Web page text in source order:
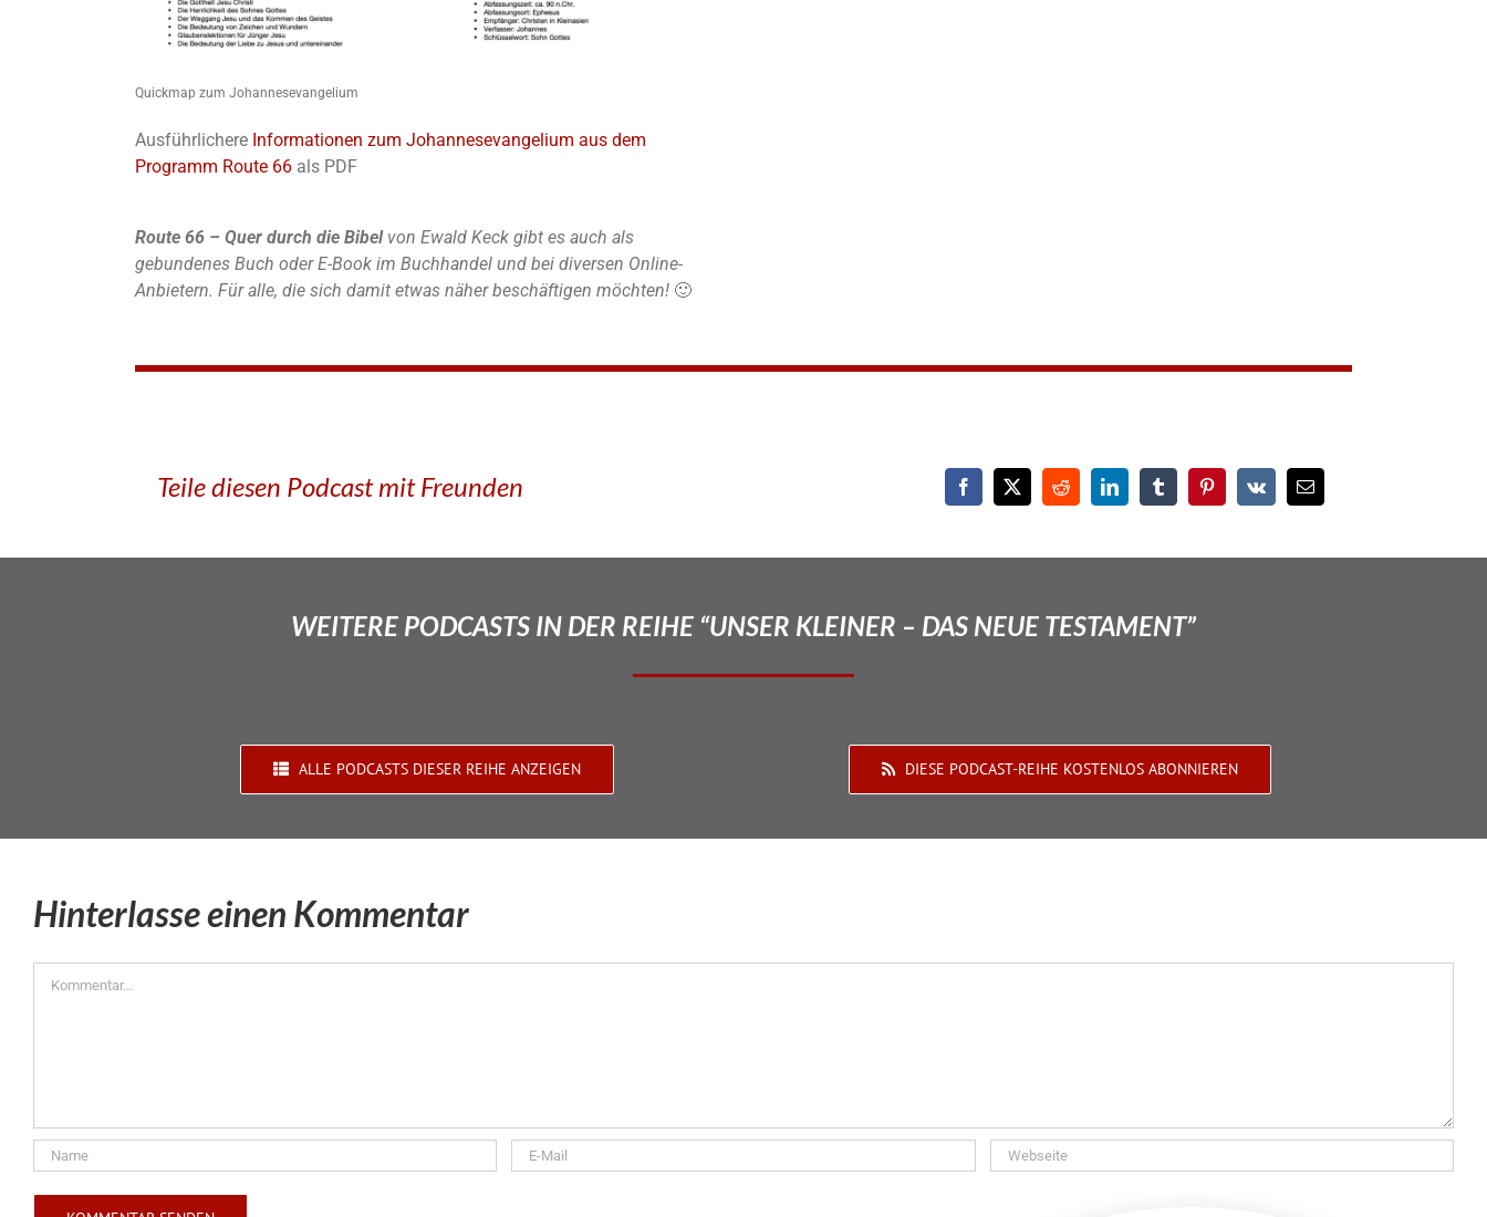
Quickmap zum Johannesevangelium
Ausführlichere Informationen zum Johannesevangelium aus dem
Programm Route 66 als PDF
Route 66 – Quer durch die Bibel von Ewald Keck gibt es auch als
gebundenes Buch oder E-Book im Buchhandel und bei diversen Online-
Anbietern. Für alle, die sich damit etwas näher beschäftigen möchten! 🙂
Teile diesen Podcast mit Freunden
WEITERE PODCASTS IN DER REIHE “UNSER KLEINER – DAS NEUE TESTAMENT”
ALLE PODCASTS DIESER REIHE ANZEIGEN DIESE PODCAST-REIHE KOSTENLOS ABONNIEREN
Hinterlasse einen Kommentar